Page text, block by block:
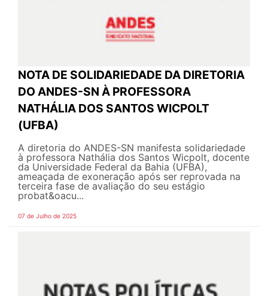
NOTA DE SOLIDARIEDADE DA DIRETORIA
DO ANDES-SN À PROFESSORA
NATHÁLIA DOS SANTOS WICPOLT
(UFBA)
A diretoria do ANDES-SN manifesta solidariedade
à professora Nathália dos Santos Wicpolt, docente
da Universidade Federal da Bahia (UFBA),
ameaçada de exoneração após ser reprovada na
terceira fase de avaliação do seu estágio
probat&oacu...
07 de Julho de 2025